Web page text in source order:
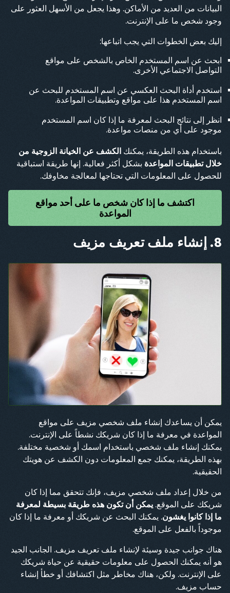
البيانات من العديد من الأماكن. وهذا يجعل من الأسهل العثور على
وجود شخص ما على الإنترنت.
إليك بعض الخطوات التي يجب اتباعها:
ابحث عن اسم المستخدم الخاص بالشخص على مواقع
التواصل الاجتماعي الأخرى.
استخدم أداة البحث العكسي عن اسم المستخدم للبحث عن
اسم المستخدم هذا على مواقع وتطبيقات المواعدة.
انظر إلى نتائج البحث لمعرفة ما إذا كان اسم المستخدم
موجود على أي من منصات مواعدة.
باستخدام هذه الطريقة، يمكنك الكشف عن الخيانة الزوجية من
خلال تطبيقات المواعدة بشكل أكثر فعالية. إنها طريقة استباقية
للحصول على المعلومات التي تحتاجها لمعالجة مخاوفك.
اكتشف ما إذا كان شخص ما على أحد مواقع
المواعدة
8. إنشاء ملف تعريف مزيف
يمكن أن يساعدك إنشاء ملف شخصي مزيف على مواقع
المواعدة في معرفة ما إذا كان شريكك نشطاً على الإنترنت.
يمكنك إنشاء ملف شخصي باستخدام اسمك أو شخصية مختلفة.
بهذه الطريقة، يمكنك جمع المعلومات دون الكشف عن هويتك
الحقيقية.
من خلال إعداد ملف شخصي مزيف، فإنك تتحقق مما إذا كان
شريكك على الموقع. يمكن أن تكون هذه طريقة بسيطة لمعرفة
ما إذا كانوا يغشون. يمكنك البحث عن شريكك أو معرفة ما إذا كان
موجوداً بالفعل على الموقع.
هناك جوانب جيدة وسيئة لإنشاء ملف تعريف مزيف. الجانب الجيد
هو أنه يمكنك الحصول على معلومات حقيقية عن حياة شريكك
على الإنترنت. ولكن، هناك مخاطر مثل اكتشافك أو خطأ إنشاء
حساب مزيف.